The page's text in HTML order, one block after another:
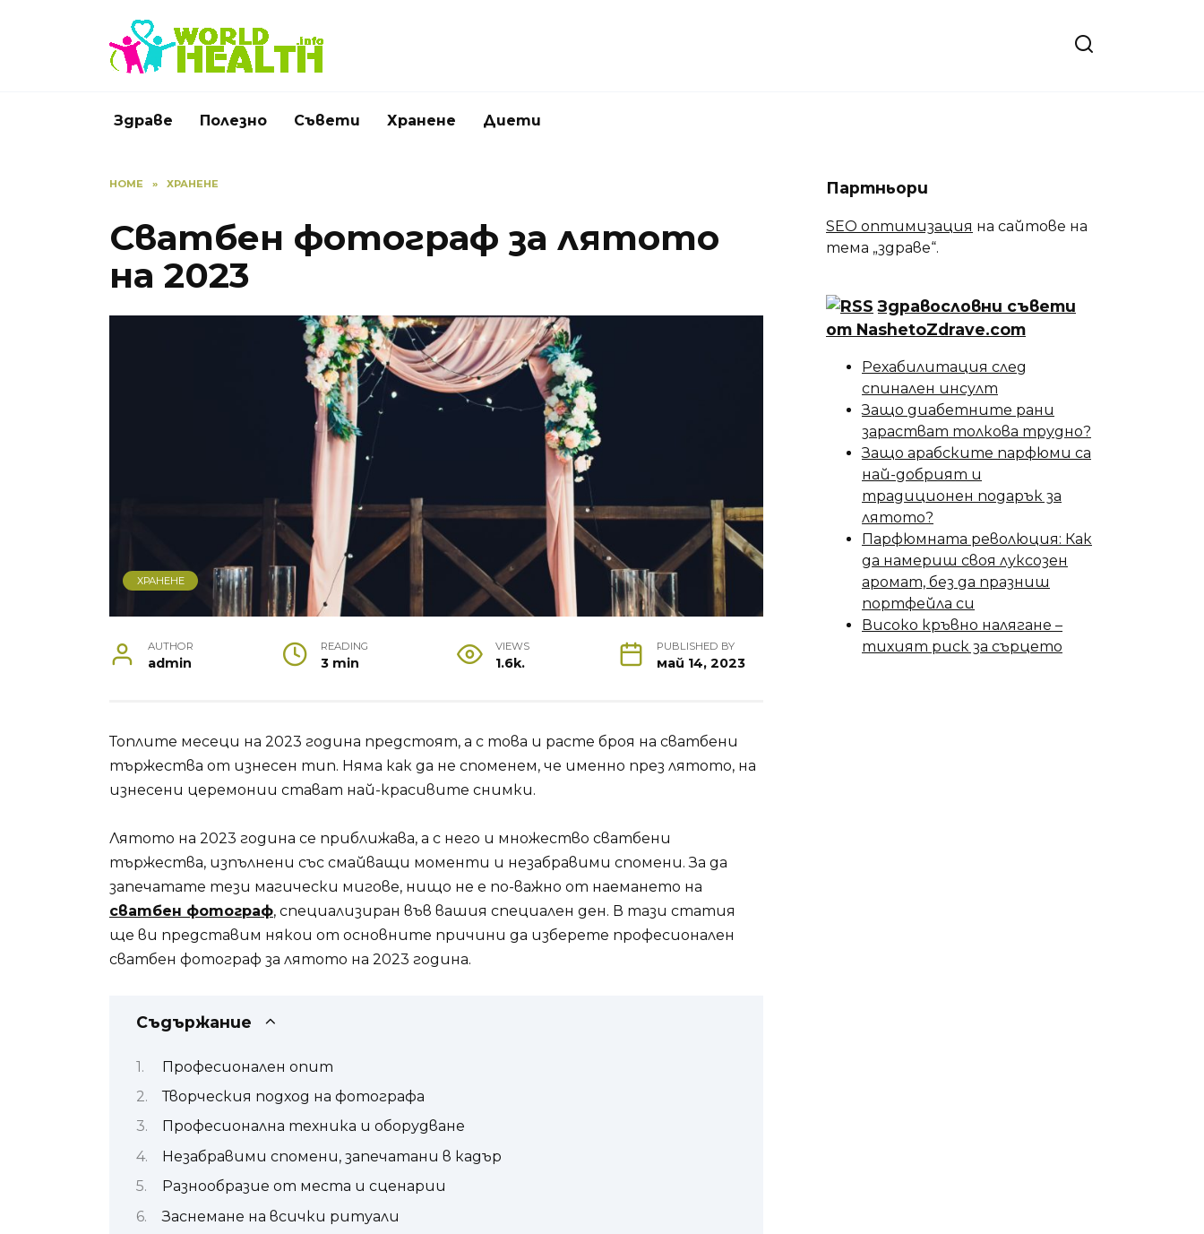
Здраве Полезно Съвети Хранене Диети
HOME » ХРАНЕНЕ
Сватбен фотограф за лятото
на 2023
ХРАНЕНЕ
AUTHOR
admin
READING
3 min
VIEWS
1.6k.
PUBLISHED BY
май 14, 2023
Топлите месеци на 2023 година предстоят, а с това и расте броя на сватбени
тържества от изнесен тип. Няма как да не споменем, че именно през лятото, на
изнесени церемонии стават най-красивите снимки.
Лятото на 2023 година се приближава, а с него и множество сватбени
тържества, изпълнени със смайващи моменти и незабравими спомени. За да
запечатате тези магически мигове, нищо не е по-важно от наемането на
сватбен фотограф, специализиран във вашия специален ден. В тази статия
ще ви представим някои от основните причини да изберете професионален
сватбен фотограф за лятото на 2023 година.
Съдържание
Професионален опит
Творческия подход на фотографа
Професионална техника и оборудване
Незабравими спомени, запечатани в кадър
Разнообразие от места и сценарии
Заснемане на всички ритуали
Партньори
SEO оптимизация на сайтове на
тема „здраве“.
Здравословни съвети
от NashetoZdrave.com
Рехабилитация след
спинален инсулт
Защо диабетните рани
зарастват толкова трудно?
Защо арабските парфюми са
най-добрият и
традиционен подарък за
лятото?
Парфюмната революция: Как
да намериш своя луксозен
аромат, без да празниш
портфейла си
Високо кръвно налягане –
тихият риск за сърцето